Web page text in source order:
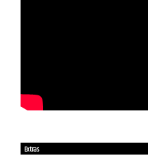
Extras